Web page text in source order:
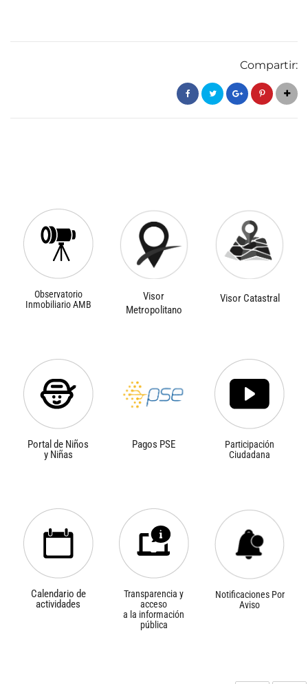
Compartir:
Observatorio
Inmobiliario AMB
Visor
Metropolitano
Visor Catastral
Portal de Niños
y Niñas
Pagos PSE
Participación
Ciudadana
Calendario de
actividades
Transparencia y
acceso
a la información
pública
Notificaciones Por
Aviso